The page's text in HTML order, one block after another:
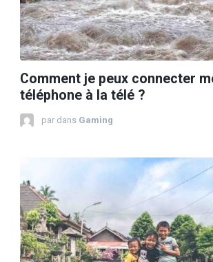
Comment je peux connecter
téléphone à la télé ?
par dans Gaming